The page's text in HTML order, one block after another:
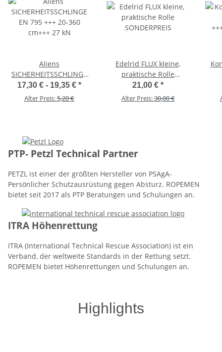
Aliens
SICHERHEITSSCHLINGE
EN 795 +++ 20-360
cm+++ 27 kN
17,30 € - 19,35 € *
Alter Preis:5,20 €
Edelrid FLUX kleine,
praktische Rolle
SONDERPREIS
21,00 € *
Alter Preis:30,00 €
PTP- Petzl Technical Partner
PETZL ist einer der größten Hersteller von PSAgA-
Persönlicher Schutzausrüstung gegen Absturz. ROPEMEN
bietet seit 2017 als PTP Beratungen und Schulungen an.
ITRA Höhenrettung
ITRA (International Technical Rescue Association) ist ein
Verband, der weltweite Standards in der Rettung setzt.
ROPEMEN bietet Höhenrettungen und Schulungen an.
Highlights